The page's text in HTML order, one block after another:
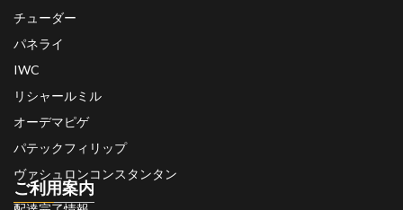
チューダー
パネライ
IWC
リシャールミル
オーデマピゲ
パテックフィリップ
ヴァシュロンコンスタンタン
ご利用案内